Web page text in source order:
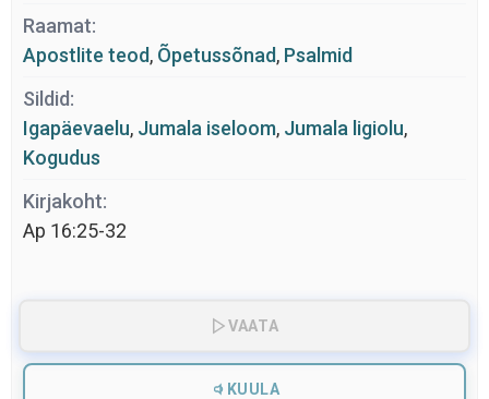
Raamat:
Apostlite teod, Õpetussõnad, Psalmid
Sildid:
Igapäevaelu, Jumala iseloom, Jumala ligiolu,
Kogudus
Kirjakoht:
Ap 16:25-32
VAATA
KUULA